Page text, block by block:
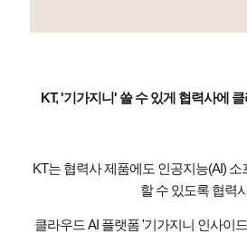
KT, '기가지니' 쓸 수 있게 협력사에
KT는 협력사 제품에도 인공지능(AI)
할 수 있도록 협력
클라우드 AI 플랫폼 '기가지니 인사이